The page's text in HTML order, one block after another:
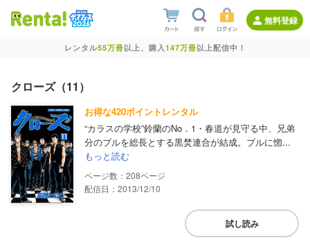
無料登録
レンタル55万冊以上、購入147万冊以上配信中！
クローズ（11）
お得な420ポイントレンタル
“カラスの学校”鈴蘭のNo．1・春道が見守る中、兄弟
分のブルを総長とする黒焚連合が結成。ブルに惚...
もっと読む
208
配信日：2013/12/10
試し読み